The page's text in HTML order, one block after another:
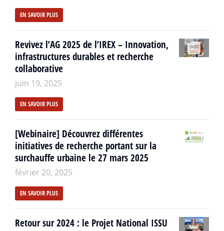
EN SAVOIR PLUS
Revivez l’AG 2025 de l’IREX – Innovation,
infrastructures durables et recherche
collaborative
juin 19, 2025
EN SAVOIR PLUS
[Webinaire] Découvrez différentes
initiatives de recherche portant sur la
surchauffe urbaine le 27 mars 2025
février 20, 2025
EN SAVOIR PLUS
Retour sur 2024 : le Projet National ISSU